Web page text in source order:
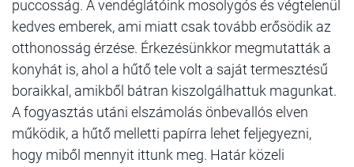
puccosság. A vendéglátóink mosolygós és végtelenül
kedves emberek, ami miatt csak tovább erősödik az
otthonosság érzése. Érkezésünkkor megmutatták a
konyhát is, ahol a hűtő tele volt a saját termesztésű
boraikkal, amikből bátran kiszolgálhattuk magunkat.
A fogyasztás utáni elszámolás önbevallós elven
működik, a hűtő melletti papírra lehet feljegyezni,
hogy miből mennyit ittunk meg. Határ közeli